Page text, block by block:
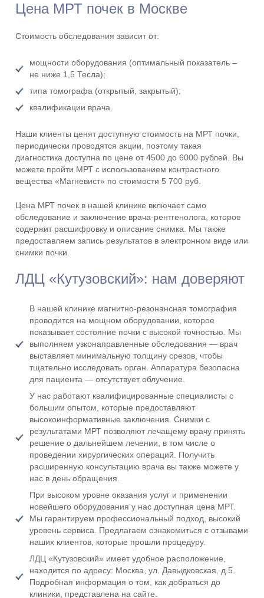
Цена МРТ почек в Москве
Стоимость обследования зависит от:
мощности оборудования (оптимальный показатель –
не ниже 1,5 Тесла);
типа томографа (открытый, закрытый);
квалификации врача.
Наши клиенты ценят доступную стоимость на МРТ почки,
периодически проводятся акции, поэтому такая
диагностика доступна по цене от 4500 до 6000 рублей. Вы
можете пройти МРТ с использованием контрастного
вещества «Магневист» по стоимости 5 700 руб.
Цена МРТ почек в нашей клинике включает само
обследование и заключение врача-рентгенолога, которое
содержит расшифровку и описание снимка. Мы также
предоставляем запись результатов в электронном виде или
снимки почки.
ЛДЦ «Кутузовский»: нам доверяют
В нашей клинике магнитно-резонансная томография
проводится на мощном оборудовании, которое
показывает состояние почки с высокой точностью. Мы
выполняем узконаправленные обследования — врач
выставляет минимальную толщину срезов, чтобы
тщательно исследовать орган. Аппаратура безопасна
для пациента — отсутствует облучение.
У нас работают квалифицированные специалисты с
большим опытом, которые предоставляют
высокоинформативные заключения. Снимки с
результатами МРТ позволяют лечащему врачу принять
решение о дальнейшем лечении, в том числе о
проведении хирургических операций. Получить
расширенную консультацию врача вы также можете у
нас в день обращения.
При высоком уровне оказания услуг и применении
новейшего оборудования у нас доступная цена МРТ.
Мы гарантируем профессиональный подход, высокий
уровень сервиса. Предлагаем ознакомиться с отзывами
наших клиентов, которые прошли процедуру.
ЛДЦ «Кутузовский» имеет удобное расположение,
находится по адресу: Москва, ул. Давыдковская, д.5.
Подробная информация о том, как добраться до
клиники, представлена на сайте.